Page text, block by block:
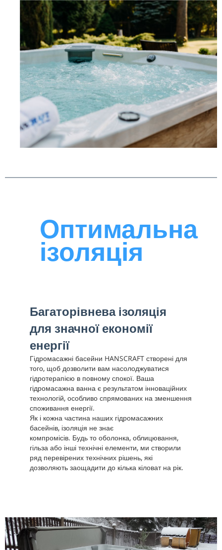
Оптимальна
ізоляція
Багаторівнева ізоляція
для значної економії
енергії
Гідромасажні басейни HANSCRAFT створені для
того, щоб дозволити вам насолоджуватися
гідротерапією в повному спокої. Ваша
гідромасажна ванна є результатом інноваційних
технологій, особливо спрямованих на зменшення
споживання енергії.
Як і кожна частина наших гідромасажних
басейнів, ізоляція не знає
компромісів. Будь то оболонка, облицювання,
гільза або інші технічні елементи, ми створили
ряд перевірених технічних рішень, які
дозволяють заощадити до кілька кіловат на рік.